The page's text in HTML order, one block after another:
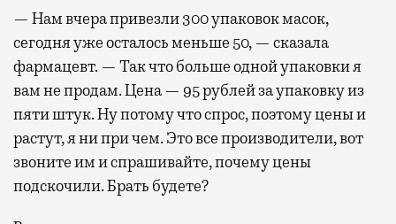
— Нам вчера привезли 300 упаковок масок,
сегодня уже осталось меньше 50, — сказала
фармацевт. — Так что больше одной упаковки я
вам не продам. Цена — 95 рублей за упаковку из
пяти штук. Ну потому что спрос, поэтому цены и
растут, я ни при чем. Это все производители, вот
звоните им и спрашивайте, почему цены
подскочили. Брать будете?